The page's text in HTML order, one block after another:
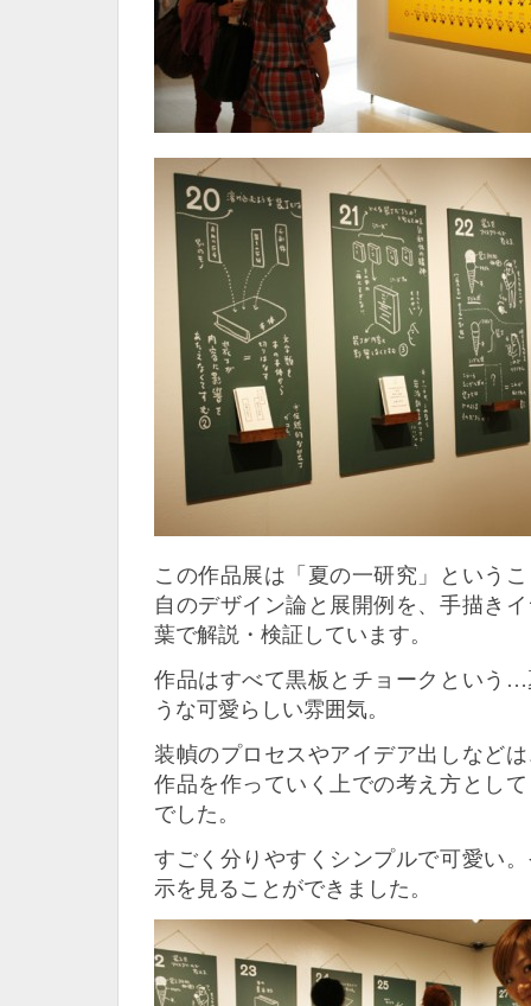
この作品展は「夏の一研究」という
自のデザイン論と展開例を、手描き
葉で解説・検証しています。
作品はすべて黒板とチョークという
うな可愛らしい雰囲気。
装幀のプロセスやアイデア出しなど
作品を作っていく上での考え方とし
でした。
すごく分りやすくシンプルで可愛い
示を見ることができました。